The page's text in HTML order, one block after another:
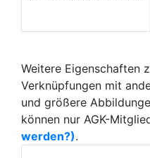
Weitere Eigenschaften
Verknüpfungen mit
und größere
können nur AGK-
werden?).